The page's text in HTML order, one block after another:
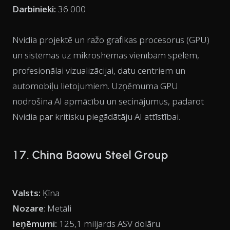
Darbinieki: 36 000
Nvidia projektē un ražo grafikas procesorus (GPU)
un sistēmas uz mikroshēmas vienībām spēlēm,
profesionālai vizualizācijai, datu centriem un
automobiļu lietojumiem. Uzņēmuma GPU
nodrošina AI apmācību un secinājumus, padarot
Nvidia par kritisku piegādātāju AI attīstībai.
17. China Baowu Steel Group
Valsts: Ķīna
Nozare: Metāli
Ieņēmumi: 125,1 miljards ASV dolāru